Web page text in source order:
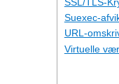
Suexec-
URL-
Virtuelle